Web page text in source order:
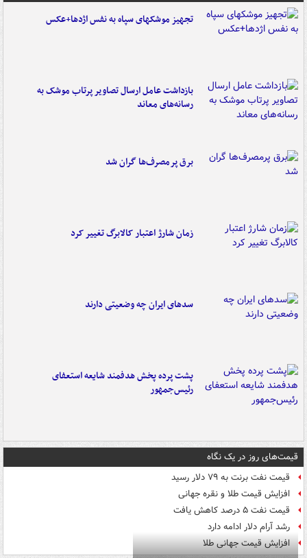
تجهیز موشکهای سپاه به نفس اژدها+عکس
بازداشت عامل ارسال تصاویر پرتاب موشک به
رسانه‌های معاند
برق پرمصرف‌ها گران شد
زمان شارژ اعتبار کالابرگ تغییر کرد
سدهای ایران چه وضعیتی دارند
پشت پرده پخش هدفمند شایعه استعفای
رئیس‌جمهور
قیمت‌های روز در یک نگاه
قیمت نفت برنت به ۷۹ دلار رسید
افزایش قیمت طلا و نقره جهانی
قیمت نفت ۵ درصد کاهش یافت
رشد آرام دلار ادامه دارد
افزایش قیمت جهانی طلا